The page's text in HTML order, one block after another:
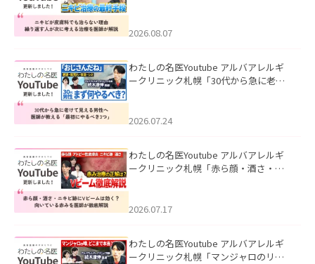
ました。
2026.08.07
わたしの名医Youtube アルバアレルギ
ークリニック札幌「30代から急に老け
た。
2026.07.24
わたしの名医Youtube アルバアレルギ
ークリニック札幌「赤ら顔・酒さ・ニ
した。
2026.07.17
わたしの名医Youtube アルバアレルギ
ークリニック札幌「マンジャロのリア